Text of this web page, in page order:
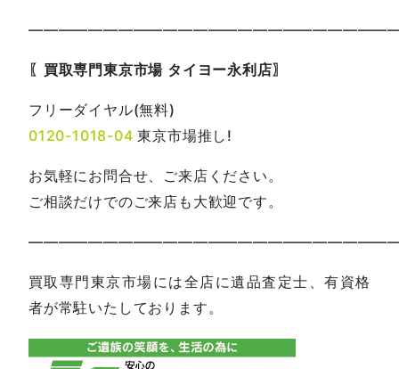
〖買取専門東京市場 タイヨー永利店〗
フリーダイヤル(無料)
0120-1018-04 東京市場推し!
お気軽にお問合せ、ご来店ください。
ご相談だけでのご来店も大歓迎です。
買取専門東京市場には全店に遺品査定士、有資格
者が常駐いたしております。